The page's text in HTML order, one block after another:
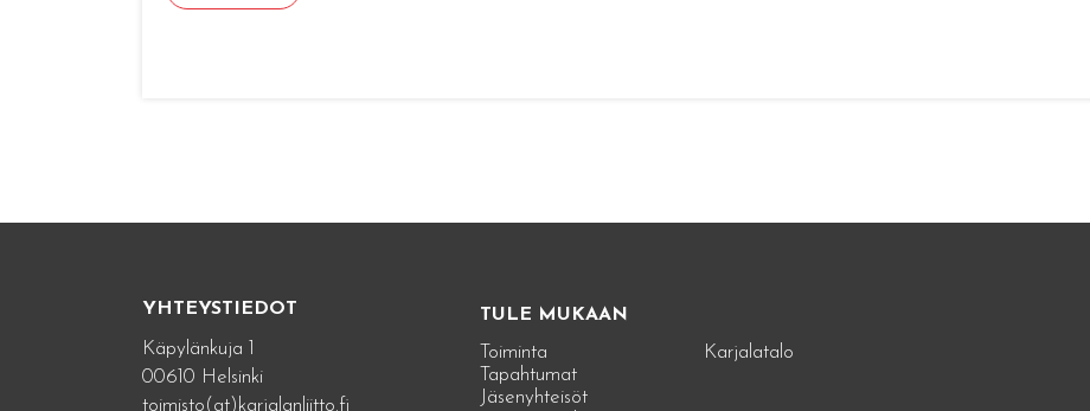
YHTEYSTIEDOT
Käpylänkuja 1
00610 Helsinki
toimisto(at)karjalanliitto.fi
TULE MUKAAN
Toiminta
Tapahtumat
Jäsenyhteisöt
Karjalatalo